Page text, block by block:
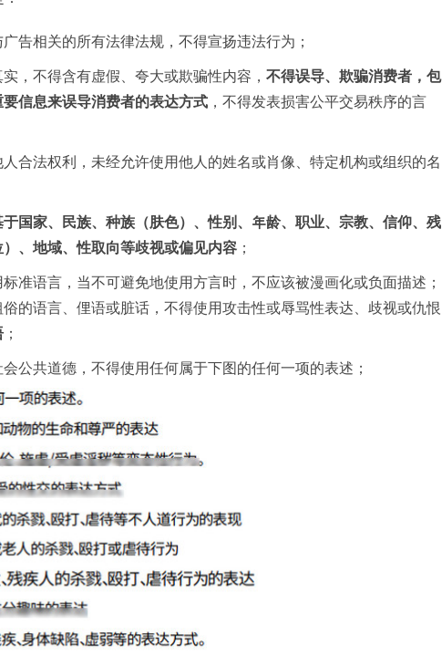
告相关的所有法律法规，不得宣扬违法行为；
，不得含有虚假、夸⼤或欺骗性内容， 不得误导、欺骗消费者，包
信息来误导消费者的表达⽅式 ，不得发表损害公平交易秩序的言
合法权利，未经允许使⽤他⼈的姓名或肖像、特定机构或组织的名
国家、⺠族、种族（肤⾊）、性别、年龄、职业、宗教、信仰、残
、地域、性取向等歧视或偏见内容 ；
准语⾔，当不可避免地使⽤⽅⾔时，不应该被漫画化或负⾯描述；
的语⾔、俚语或脏话，不得使⽤攻击性或辱骂性表达、歧视或仇恨
；
公共道德，不得使⽤任何属于下图的任何⼀项的表述；